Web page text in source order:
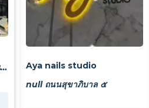
บ้านเลขที่ 8 ถนน พัฒนาการ แขวงสวนหลวง เขตสวนกลวง กทม 10250
Aya nails studio
null ถนนสุขาภิบาล ๕